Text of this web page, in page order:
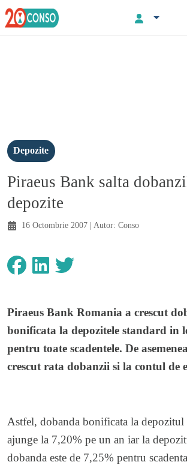
Depozite
Piraeus Bank salta
depozite
16 Octombrie 2007 | Autor: Conso
Piraeus Bank Romania a crescut
bonificata la depozitele standard in
pentru toate scadentele. De
crescut rata dobanzii si la contul de
Astfel, dobanda bonificata la
ajunge la 7,20% pe un an iar la
dobanda este de 7,25% pentru